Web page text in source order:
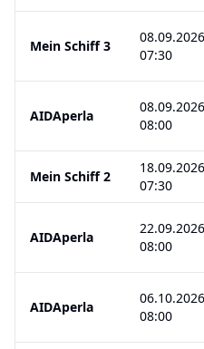
Mein Schiff 3
07:30
AIDAperla
08:00
Mein Schiff 2
07:30
AIDAperla
08:00
AIDAperla
08:00